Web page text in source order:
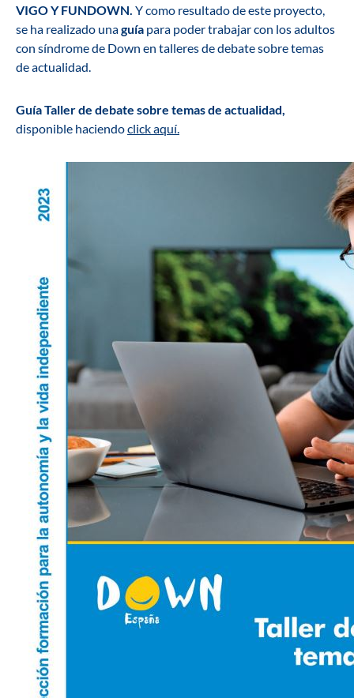
VIGO Y FUNDOWN. Y como resultado de este proyecto,
se ha realizado unaguía para poder trabajar con los adultos
con síndrome de Down en talleres de debate sobre temas
de actualidad.
Guía Taller de debate sobre temas de actualidad,
disponible haciendoclick aquí.